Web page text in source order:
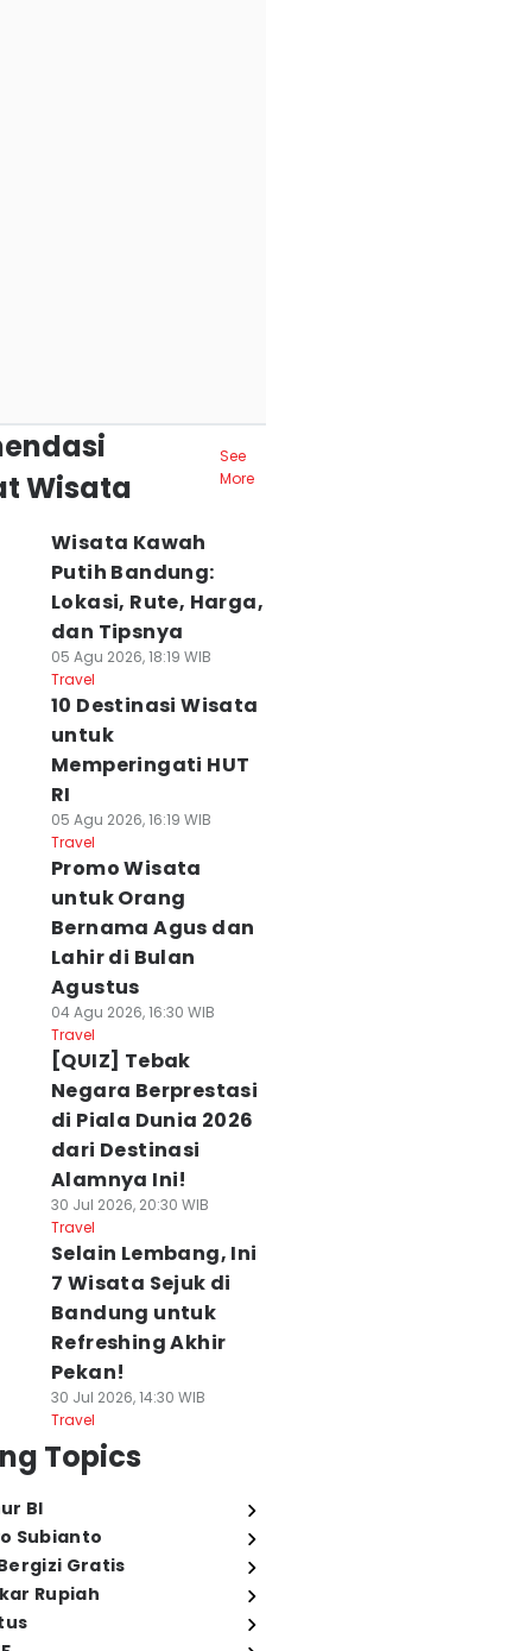
Wisata
See
More
Wisata Kawah
Putih Bandung:
Lokasi, Rute, Harga,
dan Tipsnya
05 Agu 2026, 18:19 WIB
Travel
10 Destinasi Wisata
untuk
Memperingati HUT
RI
05 Agu 2026, 16:19 WIB
Travel
Promo Wisata
untuk Orang
Bernama Agus dan
Lahir di Bulan
Agustus
04 Agu 2026, 16:30 WIB
Travel
[QUIZ] Tebak
Negara Berprestasi
di Piala Dunia 2026
dari Destinasi
Alamnya Ini!
30 Jul 2026, 20:30 WIB
Travel
Selain Lembang, Ini
7 Wisata Sejuk di
Bandung untuk
Refreshing Akhir
Pekan!
30 Jul 2026, 14:30 WIB
Travel
Topics
BI
Subianto
Gratis
Rupiah